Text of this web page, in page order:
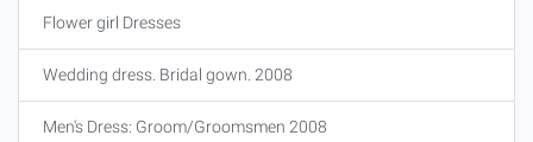
Flower girl Dresses
Wedding dress. Bridal gown. 2008
Men's Dress: Groom/Groomsmen 2008